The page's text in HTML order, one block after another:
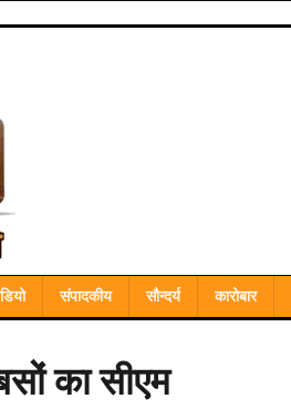
संपादकीय सौन्दर्य कारोबार
का सीएम